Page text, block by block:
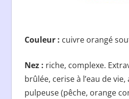
Couleur : cuivre orangé
Nez : riche, complexe.
brûlée, cerise à l’eau de
pulpeuse (pêche, orange